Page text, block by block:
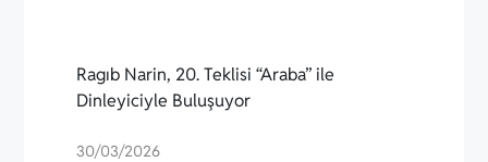
Ragıb Narin, 20. Teklisi “Araba” ile
Dinleyiciyle Buluşuyor
30/03/2026